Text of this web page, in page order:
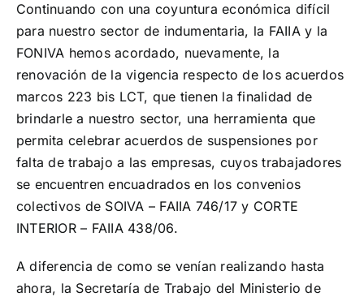
Asociate
¡Seguinos en Instagram!
¡Seguinos en Linkedin!
Continuando con una coyuntura económica difícil
para nuestro sector de indumentaria, la FAIIA y la
FONIVA hemos acordado, nuevamente, la
renovación de la vigencia respecto de los acuerdos
marcos 223 bis LCT, que tienen la finalidad de
brindarle a nuestro sector, una herramienta que
permita celebrar acuerdos de suspensiones por
falta de trabajo a las empresas, cuyos trabajadores
se encuentren encuadrados en los convenios
colectivos de SOIVA – FAIIA 746/17 y CORTE
INTERIOR – FAIIA 438/06.
A diferencia de como se venían realizando hasta
ahora, la Secretaría de Trabajo del Ministerio de